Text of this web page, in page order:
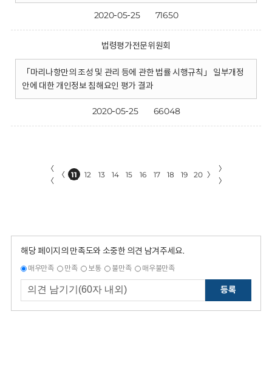
2020-05-25 71650
법령평가전문위원회
「마리나항만의 조성 및 관리 등에 관한 법률 시행규칙」 일부개정
안에 대한 개인정보 침해요인 평가 결과
2020-05-25 66048
〈
〈
〈 11 12 13 14 15 16 17 18 19 20 〉
〉
〉
해당 페이지의 만족도와 소중한 의견 남겨주세요.
매우만족 만족 보통 불만족 매우불만족
등록